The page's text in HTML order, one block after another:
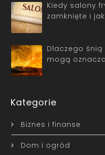
Kiedy salony
zamknięte i
Dlaczego
mogą
Kategorie
Biznes i finanse
Dom i ogród